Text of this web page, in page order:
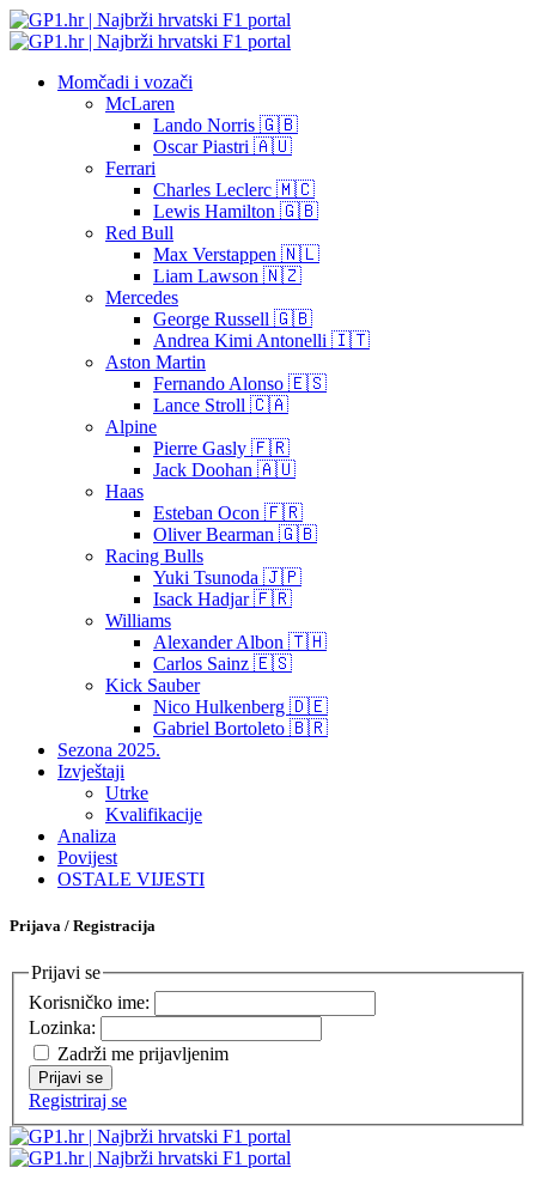
Momčadi i vozači
McLaren
Lando Norris 🇬🇧
Oscar Piastri 🇦🇺
Ferrari
Charles Leclerc 🇲🇨
Lewis Hamilton 🇬🇧
Red Bull
Max Verstappen 🇳🇱
Liam Lawson 🇳🇿
Mercedes
George Russell 🇬🇧
Andrea Kimi Antonelli 🇮🇹
Aston Martin
Fernando Alonso 🇪🇸
Lance Stroll 🇨🇦
Alpine
Pierre Gasly 🇫🇷
Jack Doohan 🇦🇺
Haas
Esteban Ocon 🇫🇷
Oliver Bearman 🇬🇧
Racing Bulls
Yuki Tsunoda 🇯🇵
Isack Hadjar 🇫🇷
Williams
Alexander Albon 🇹🇭
Carlos Sainz 🇪🇸
Kick Sauber
Nico Hulkenberg 🇩🇪
Gabriel Bortoleto 🇧🇷
Sezona 2025.
Izvještaji
Utrke
Kvalifikacije
Analiza
Povijest
OSTALE VIJESTI
Prijava / Registracija
Prijavi se
Korisničko ime:
Lozinka:
Zadrži me prijavljenim
Prijavi se
Registriraj se